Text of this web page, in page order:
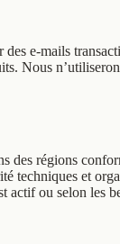
e-mails
Nous
des régions
techniques et
actif ou selon les